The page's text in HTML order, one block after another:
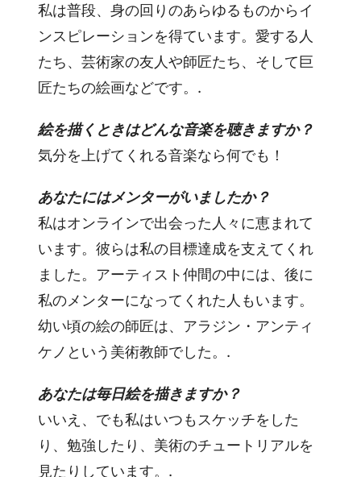
私は普段、身の回りのあらゆるものからイ
ンスピレーションを得ています。愛する人
たち、芸術家の友人や師匠たち、そして巨
匠たちの絵画などです。.
絵を描くときはどんな音楽を聴きますか？
気分を上げてくれる音楽なら何でも！
あなたにはメンターがいましたか？
私はオンラインで出会った人々に恵まれて
います。彼らは私の目標達成を支えてくれ
ました。アーティスト仲間の中には、後に
私のメンターになってくれた人もいます。
幼い頃の絵の師匠は、アラジン・アンティ
ケノという美術教師でした。.
あなたは毎日絵を描きますか？
いいえ、でも私はいつもスケッチをした
り、勉強したり、美術のチュートリアルを
見たりしています。.